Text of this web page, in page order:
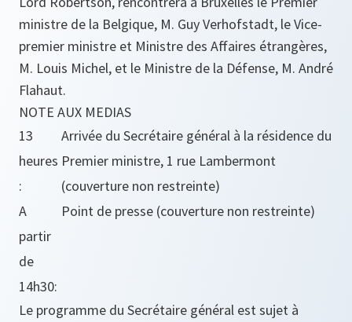
ministre de la Belgique, M. Guy Verhofstadt, le Vice-
premier ministre et Ministre des Affaires étrangères,
M. Louis Michel, et le Ministre de la Défense, M. André
Flahaut.
NOTE AUX MEDIAS
13
heures
:
Arrivée du Secrétaire général à la résidence du
Premier ministre, 1 rue Lambermont
(couverture non restreinte)
A
partir
de
14h30:
Point de presse (couverture non restreinte)
Le programme du Secrétaire général est sujet à